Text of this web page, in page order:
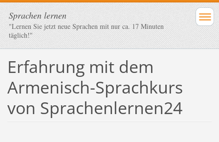
Sprachen lernen
"Lernen Sie jetzt neue Sprachen mit nur ca. 17 Minuten
täglich!"
Erfahrung mit dem
Armenisch-Sprachkurs
von Sprachenlernen24